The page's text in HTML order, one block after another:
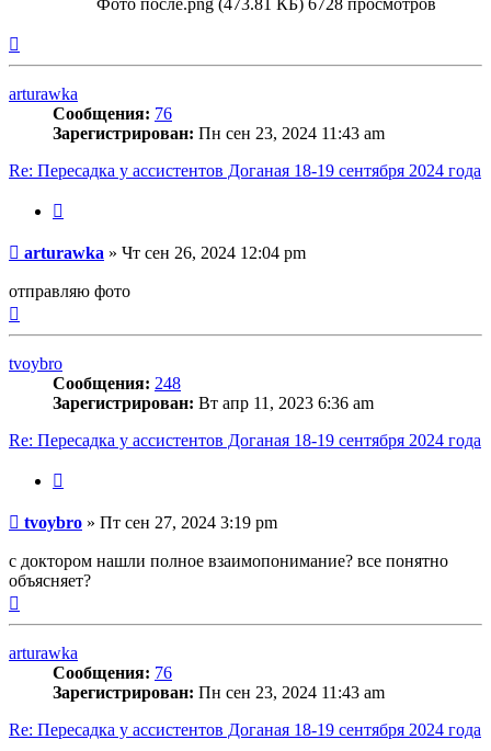
Фото после.png (473.81 КБ) 6728 просмотров
arturawka
Сообщения: 76
Зарегистрирован: Пн сен 23, 2024 11:43 am
Re: Пересадка у ассистентов Доганая 18-19 сентября 2024 года
Сообщение
arturawka » Чт сен 26, 2024 12:04 pm
отправляю фото
tvoybro
Сообщения: 248
Зарегистрирован: Вт апр 11, 2023 6:36 am
Re: Пересадка у ассистентов Доганая 18-19 сентября 2024 года
Сообщение
tvoybro » Пт сен 27, 2024 3:19 pm
с доктором нашли полное взаимопонимание? все понятно
объясняет?
arturawka
Сообщения: 76
Зарегистрирован: Пн сен 23, 2024 11:43 am
Re: Пересадка у ассистентов Доганая 18-19 сентября 2024 года